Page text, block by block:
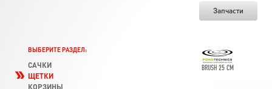
Запчасти
BRUSH 25 CM
ВЫБЕРИТЕ РАЗДЕЛ:
САЧКИ
ЩЕТКИ
КОРЗИНЫ